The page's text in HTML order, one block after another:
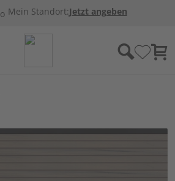
Mein Standort:Jetzt angeben